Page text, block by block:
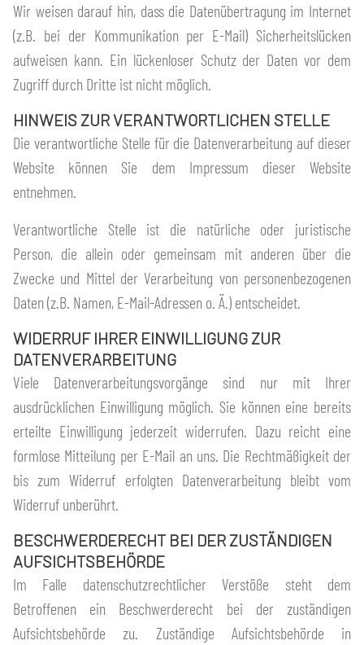
Wir weisen darauf hin, dass die Datenübertragung im Internet
(z.B. bei der Kommunikation per E-Mail) Sicherheitslücken
aufweisen kann. Ein lückenloser Schutz der Daten vor dem
Zugriff durch Dritte ist nicht möglich.
HINWEIS ZUR VERANTWORTLICHEN STELLE
Die verantwortliche Stelle für die Datenverarbeitung auf dieser
Website können Sie dem Impressum dieser Website
entnehmen.
Verantwortliche Stelle ist die natürliche oder juristische
Person, die allein oder gemeinsam mit anderen über die
Zwecke und Mittel der Verarbeitung von personenbezogenen
Daten (z.B. Namen, E-Mail-Adressen o. Ä.) entscheidet.
WIDERRUF IHRER EINWILLIGUNG ZUR
DATENVERARBEITUNG
Viele Datenverarbeitungsvorgänge sind nur mit Ihrer
ausdrücklichen Einwilligung möglich. Sie können eine bereits
erteilte Einwilligung jederzeit widerrufen. Dazu reicht eine
formlose Mitteilung per E-Mail an uns. Die Rechtmäßigkeit der
bis zum Widerruf erfolgten Datenverarbeitung bleibt vom
Widerruf unberührt.
BESCHWERDERECHT BEI DER ZUSTÄNDIGEN
AUFSICHTSBEHÖRDE
Im Falle datenschutzrechtlicher Verstöße steht dem
Betroffenen ein Beschwerderecht bei der zuständigen
Aufsichtsbehörde zu. Zuständige Aufsichtsbehörde in